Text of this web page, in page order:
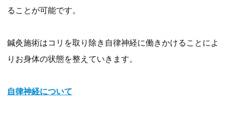
ることが可能です。
鍼灸施術はコリを取り除き自律神経に働きかけることによ
りお身体の状態を整えていきます。
自律神経について